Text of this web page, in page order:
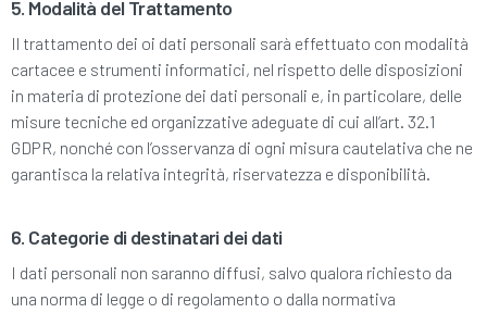
5. Modalità del Trattamento
Il trattamento dei oi dati personali sarà effettuato con modalità
cartacee e strumenti informatici, nel rispetto delle disposizioni
in materia di protezione dei dati personali e, in particolare, delle
misure tecniche ed organizzative adeguate di cui all’art. 32.1
GDPR, nonché con l’osservanza di ogni misura cautelativa che ne
garantisca la relativa integrità, riservatezza e disponibilità.
6. Categorie di destinatari dei dati
I dati personali non saranno diffusi, salvo qualora richiesto da
una norma di legge o di regolamento o dalla normativa